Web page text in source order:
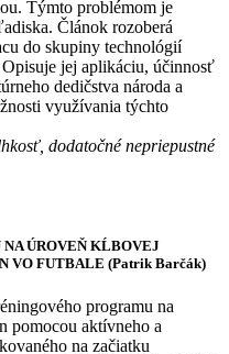
Týmto problémom je
Článok rozoberá
do skupiny technológií
jej aplikáciu, účinnosť
dedičstva národa a
využívania týchto
dodatočné nepriepustné
ÚROVEŇ KĹBOVEJ
VO FUTBALE (Patrik Barčák)
programu na
pomocou aktívneho a
na začiatku